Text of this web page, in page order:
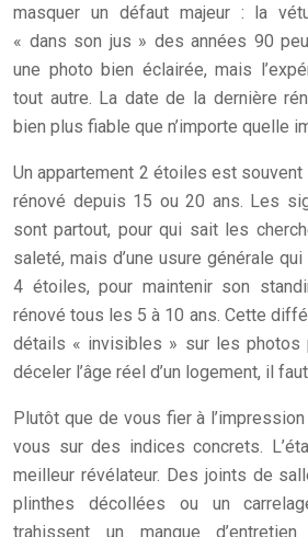
masquer un défaut majeur : la
« dans son jus » des années 90
une photo bien éclairée, mais
tout autre. La date de la dernière
bien plus fiable que n’importe quelle
Un appartement 2 étoiles est souvent
rénové depuis 15 ou 20 ans. Les
sont partout, pour qui sait les
saleté, mais d’une usure générale
4 étoiles, pour maintenir son
rénové tous les 5 à 10 ans. Cette
détails « invisibles » sur les photos
déceler l’âge réel d’un logement, il
Plutôt que de vous fier à
vous sur des indices concrets.
meilleur révélateur. Des joints de
plinthes décollées ou un
trahissent un manque